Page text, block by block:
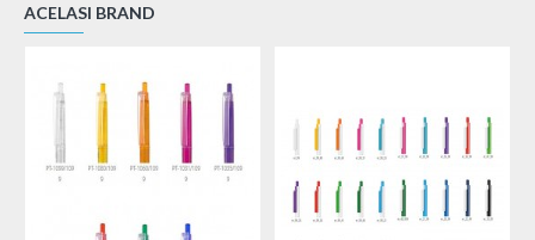
ACELASI BRAND